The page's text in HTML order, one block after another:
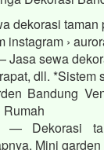
dekorasi
instagram ›
Jasa sewa
dll. *Sistem
Bandung
Rumah
Dekorasi
Mini